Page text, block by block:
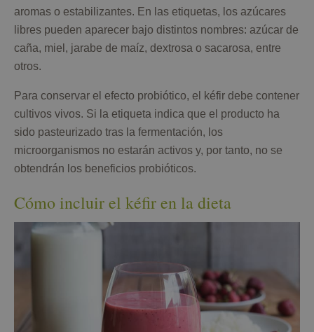
aromas o estabilizantes. En las etiquetas, los azúcares
libres pueden aparecer bajo distintos nombres: azúcar de
caña, miel, jarabe de maíz, dextrosa o sacarosa, entre
otros.
Para conservar el efecto probiótico, el kéfir debe contener
cultivos vivos. Si la etiqueta indica que el producto ha
sido pasteurizado tras la fermentación, los
microorganismos no estarán activos y, por tanto, no se
obtendrán los beneficios probióticos.
Cómo incluir el kéfir en la dieta